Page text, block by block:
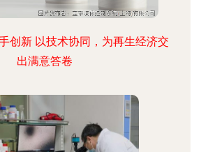
创新 以技术协同，为再生经济交
出满意答卷